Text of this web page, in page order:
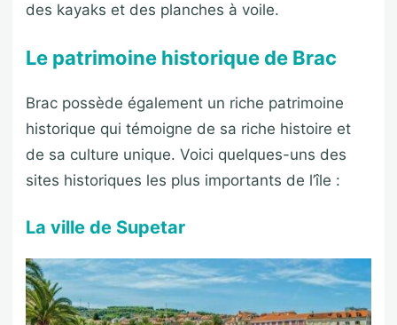
des kayaks et des planches à voile.
Le patrimoine historique de Brac
Brac possède également un riche patrimoine
historique qui témoigne de sa riche histoire et
de sa culture unique. Voici quelques-uns des
sites historiques les plus importants de l’île :
La ville de Supetar